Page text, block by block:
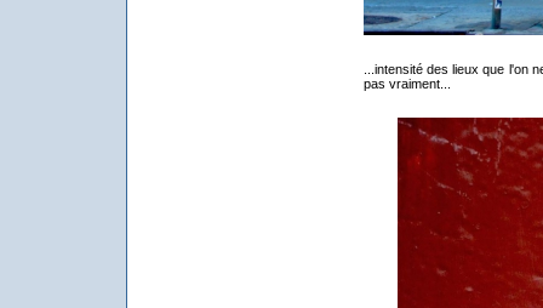
...intensité des lieux que l'on
pas vraiment...